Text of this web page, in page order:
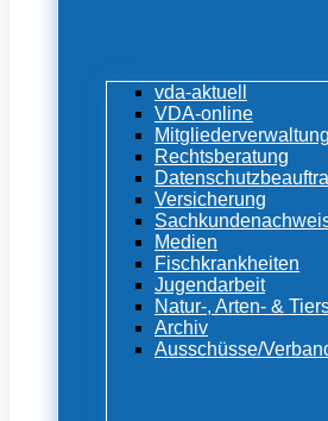
vda-aktuell
VDA-online
Mitgliederverwaltung
Rechtsberatung
Versicherung
Medien
Fischkrankheiten
Jugendarbeit
Natur-, Arten- &
Archiv
Ausschüsse/